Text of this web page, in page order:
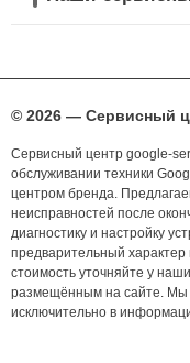
© 2026 — Сервисный
Сервисный центр google-
обслуживании техники
центром бренда.
неисправностей после
диагностику и настройку
предварительный
стоимость уточняйте у
размещённым на сайте. Мы
исключительно в